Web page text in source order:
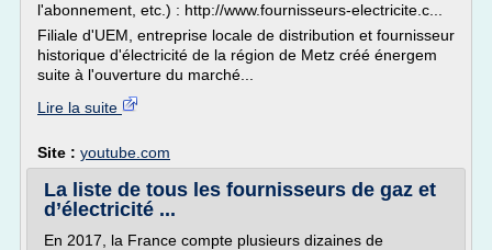
l'abonnement, etc.) : http://www.fournisseurs-electricite.c...
Filiale d'UEM, entreprise locale de distribution et fournisseur
historique d'électricité de la région de Metz créé énergem
suite à l'ouverture du marché...
Lire la suite
Site : youtube.com
La liste de tous les fournisseurs de gaz et
d’électricité ...
En 2017, la France compte plusieurs dizaines de